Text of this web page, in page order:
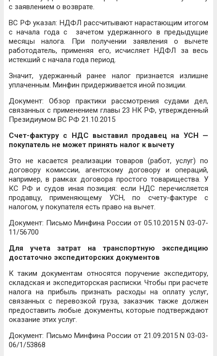
с заявлением о возврате.
ВС РФ указал: НДФЛ рассчитывают нарастающим итогом
с начала года с зачетом удержанного в предыдущие
месяцы налога. При получении заявления о вычете
работодатель, применяя его, исчисляет НДФЛ за весь
истекший с начала года период.
Значит, удержанный ранее налог признается излишне
уплаченным. Минфин придерживается иной позиции.
Документ: Обзор практики рассмотрения судами дел,
связанных с применением главы 23 НК РФ, утвержденный
Президиумом ВС РФ 21.10.2015
Счет-фактуру с НДС выставил продавец на УСН —
покупатель не может принять налог к вычету
Это не касается реализации товаров (работ, услуг) по
договору комиссии, агентскому договору и операций,
например, в рамках договора простого товарищества. У
КС РФ и судов иная позиция: если НДС перечисляется
продавцу, применяющему УСН, по счету-фактуре с
налогом, у покупателя есть право на вычет.
Документ: Письмо Минфина России от 05.10.2015 N 03-07-
11/56700
Для учета затрат на транспортную экспедицию
достаточно экспедиторских документов
К таким документам относятся поручение экспедитору,
складская и экспедиторская расписки. Чтобы при расчете
налога на прибыль признать расходы на оплату услуг,
связанных с перевозкой груза, заказчик также должен
предоставить любые документы, которые подтверждают
оказание этих услуг.
Документ: Письмо Минфина России от 21.09.2015 N 03-03-
06/1/53868